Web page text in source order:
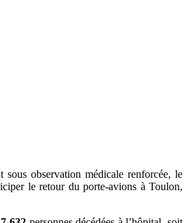
observation médicale renforcée, le
le retour du porte-avions à Toulon,